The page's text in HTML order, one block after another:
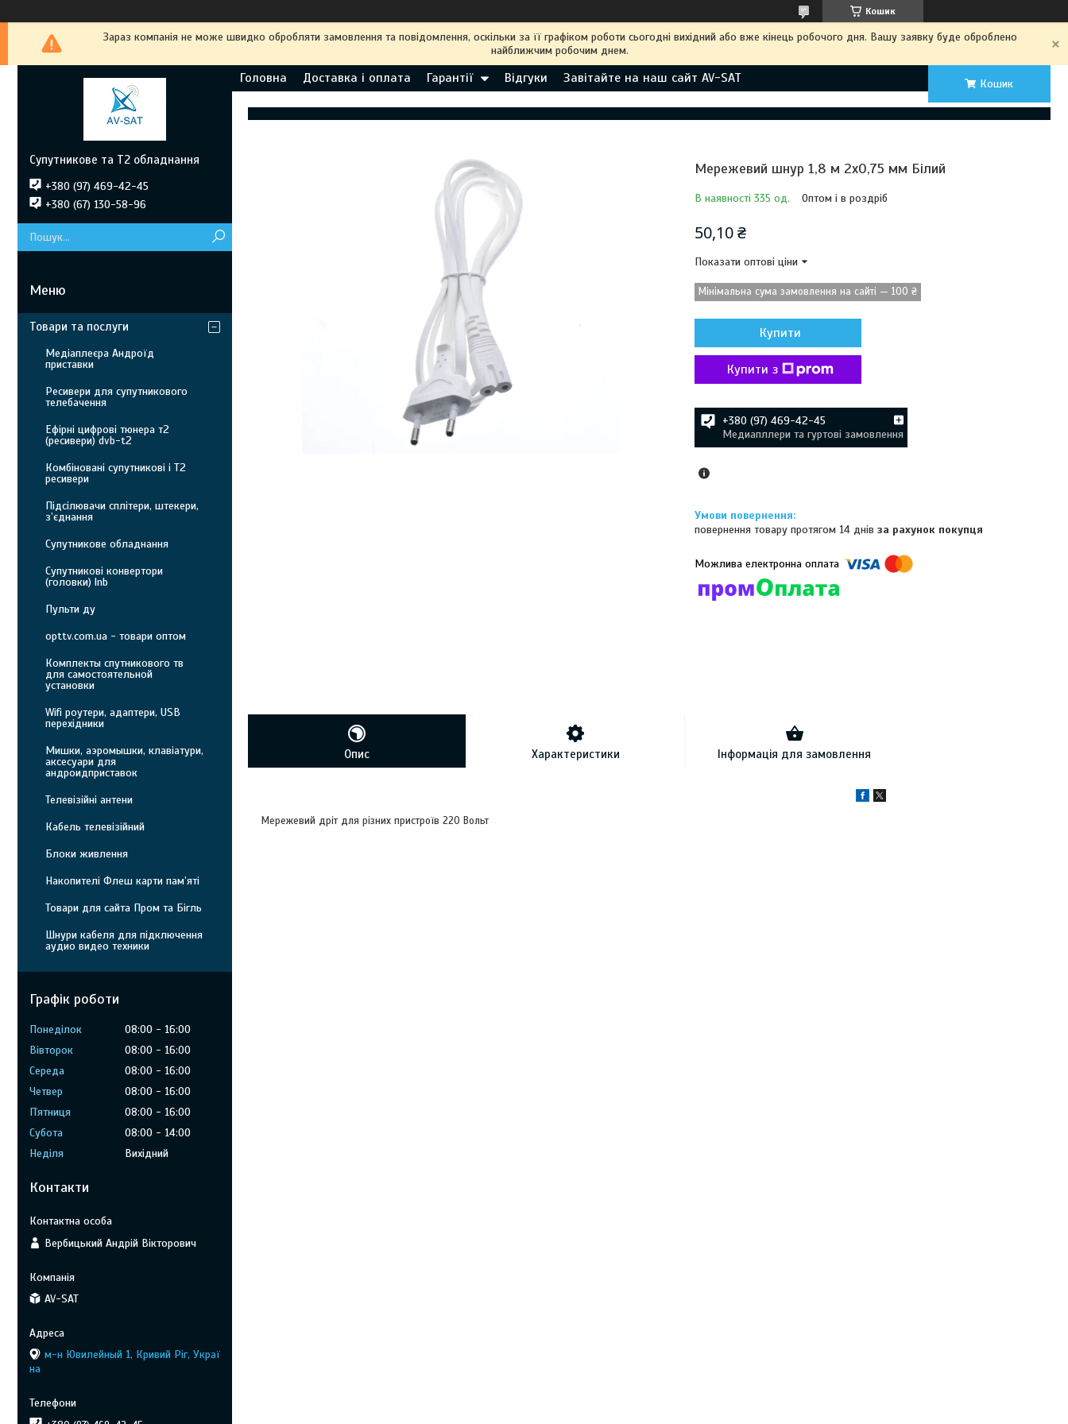
Кошик
Зараз компанія не може швидко обробляти замовлення та повідомлення, оскільки за її графіком роботи сьогодні вихідний або вже кінець робочого дня. Вашу заявку буде оброблено
найближчим робочим днем.
Головна Доставка і оплата Гарантії Відгуки Завітайте на наш сайт AV-SAT Кошик
Мережевий шнур 1,8 м 2х0,75 мм Білий
В наявності 335 од. Оптом і в роздріб
50,10 ₴
Показати оптові ціни
Мінімальна сума замовлення на сайті — 100 ₴
Купити
Купити з
+380 (97) 469-42-45
Медиапллери та гуртові замовлення
повернення товару протягом 14 днівза рахунок покупця
Опис Характеристики Інформація для замовлення
Мережевий дріт для різних пристроїв 220 Вольт
Супутникове та Т2 обладнання
+380 (97) 469-42-45
+380 (67) 130-58-96
Товари та послуги
Медіаплеєра Андроїд
приставки
Ресивери для супутникового
телебачення
Ефірні цифрові тюнера т2
(ресивери) dvb-t2
Комбіновані супутникові і Т2
ресивери
Підсілювачи сплітери, штекери,
з’єднання
Супутникове обладнання
Супутникові конвертори
(головки) lnb
Пульти ду
opttv.com.ua - товари оптом
Комплекты спутникового тв
для самостоятельной
установки
Wifi роутери, адаптери, USB
перехідники
Мишки, аэромышки, клавіатури,
аксесуари для
андроидприставок
Телевізійні антени
Кабель телевізійний
Блоки живлення
Накопителі Флеш карти пам’яті
Товари для сайта Пром та Бігль
Шнури кабеля для підключення
аудио видео техники
Графік роботи
Понеділок 08:00
16:00
Вівторок
08:00
16:00
Середа
08:00
16:00
Четвер
08:00
16:00
Пʼятниця
08:00
16:00
Субота
08:00
14:00
Неділя
Вихідний
Контакти
Вербицький Андрій Вікторович
AV-SAT
м-н Ювилейный 1, Кривий Ріг, Украї
на